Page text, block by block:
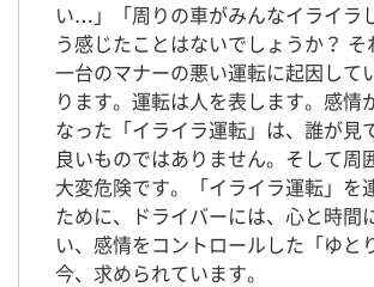
い…」「周りの車がみんなイライラ
う感じたことはないでしょうか？ そ
一台のマナーの悪い運転に起因して
ります。運転は人を表します。感情
なった「イライラ運転」は、誰が見
良いものではありません。そして周
大変危険です。「イライラ運転」を
ために、ドライバーには、心と時間
い、感情をコントロールした「ゆと
今、求められています。